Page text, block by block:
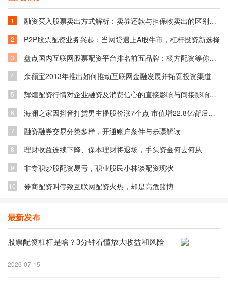
1 融资买入股票卖出方式解析：卖券还款与担保物卖出的区别与选择
2 P2P股票配资业务兴起：当网贷遇上A股牛市，杠杆投资新选择
3 盘点国内互联网股票配资平台排名前五品牌：杨方配资等你了解
4 余额宝2013年推出如何推动互联网金融发展并拓宽投资渠道
5 辉煌配资行情对企业融资及消费信心的直接影响与间接影响分析
6 海澜之家因抖音打赏男主播股价涨7个点 市值增22.8亿背后原因
7 融资融券交易分类多样，开通账户条件与步骤解读
8 理财收益连续下降、保本理财将退场，手头资金何去何从
9 非专职炒股配资易亏，职业股民小林谈配资现状
10 券商配资叫停致互联网配资火热，却是高危赌博
最新发布
股票配资杠杆是啥？3分钟看懂放大收益和风险
2026-07-15